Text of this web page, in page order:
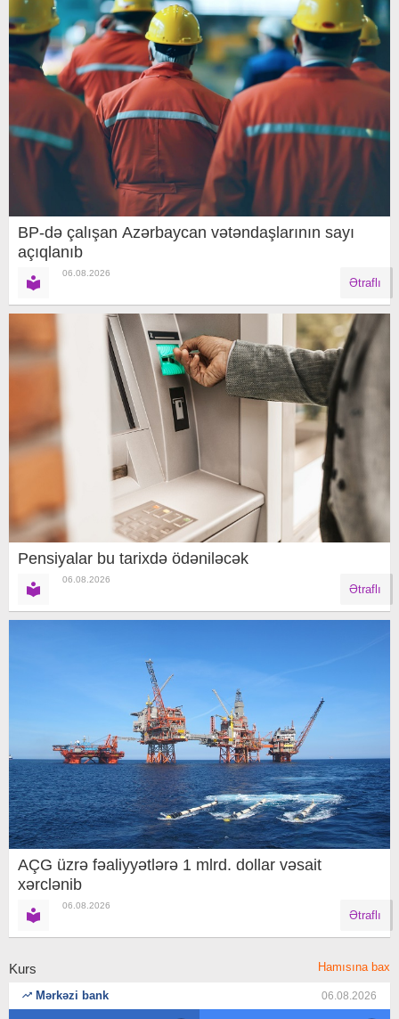
BP-də çalışan Azərbaycan vətəndaşlarının sayı
açıqlanıb
06.08.2026
Ətraflı
Pensiyalar bu tarixdə ödəniləcək
06.08.2026
Ətraflı
AÇG üzrə fəaliyyətlərə 1 mlrd. dollar vəsait
xərclənib
06.08.2026
Ətraflı
Kurs Hamısına bax
Mərkəzi bank 06.08.2026